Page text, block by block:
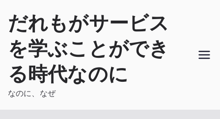
だれもがサービス
を学ぶことができ
る時代なのに
なのに、なぜ